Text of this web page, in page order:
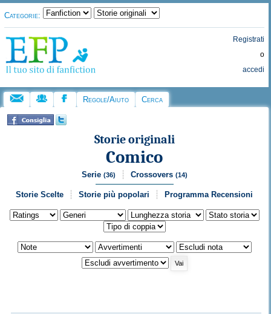
Categorie:
Registrati
o
accedi
Regole/Aiuto Cerca
Storie originali
Comico
Serie (36) Crossovers (14)
Storie Scelte Storie più popolari Programma Recensioni